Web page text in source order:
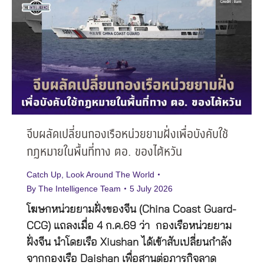
จีบผลัดเปลี่ยนกองเรือหน่วยยามฝั่งเพื่อบังคับใช้
กฎหมายในพื้นที่ทาง ตอ. ของไต้หวัน
Catch Up Look Around The World
By The Intelligence Team 5 July 2026
โฆษกหน่วยยามฝั่งของจีน (China Coast Guard-
CCG) แถลงเมื่อ 4 ก.ค.69 ว่า กองเรือหน่วยยาม
ฝั่งจีน นำโดยเรือ Xiushan ได้เข้าสับเปลี่ยนกำลัง
จากกองเรือ Daishan เพื่อสานต่อภารกิจลาด